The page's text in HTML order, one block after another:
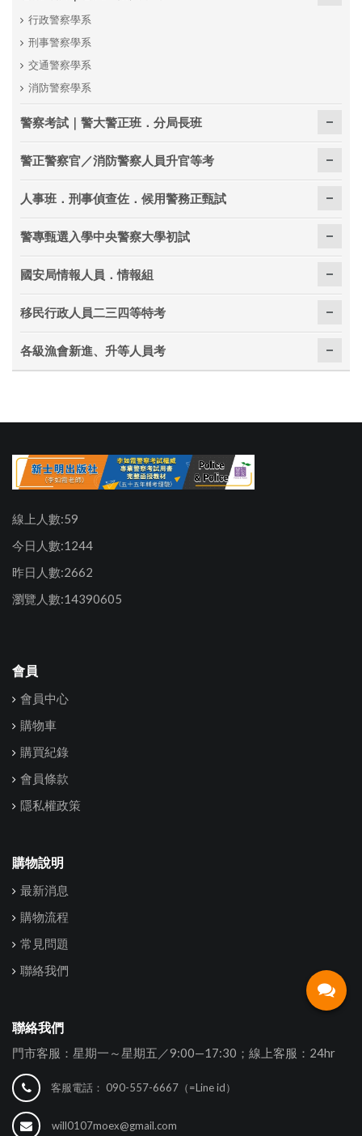
行政警察學系
刑事警察學系
交通警察學系
消防警察學系
警察考試｜警大警正班．分局長班
警正警察官／消防警察人員升官等考
人事班．刑事偵查佐．候用警務正甄試
警專甄選入學中央警察大學初試
國安局情報人員．情報組
移民行政人員二三四等特考
各級漁會新進、升等人員考
線上人數:59
今日人數:1244
昨日人數:2662
瀏覽人數:14390605
會員
會員中心
購物車
購買紀錄
會員條款
隱私權政策
購物說明
最新消息
購物流程
常見問題
聯絡我們
聯絡我們
門市客服：星期一～星期五／9:00—17:30；線上客服：24hr
客服電話： 090-557-6667（=Line id）
will0107moex@gmail.com